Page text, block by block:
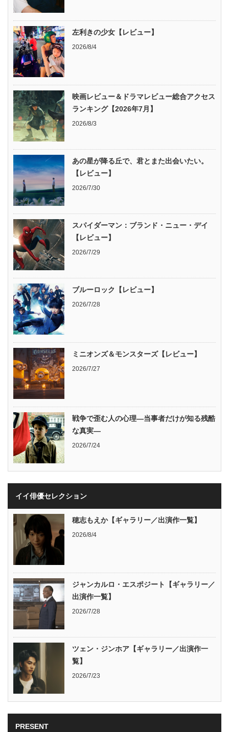
左利きの少女【レビュー】
2026/8/4
映画レビュー＆ドラマレビュー総合アクセス
ランキング【2026年7月】
2026/8/3
あの星が降る丘で、君とまた出会いたい。
【レビュー】
2026/7/30
スパイダーマン：ブランド・ニュー・デイ
【レビュー】
2026/7/29
ブルーロック【レビュー】
2026/7/28
ミニオンズ＆モンスターズ【レビュー】
2026/7/27
戦争で歪む人の心理―当事者だけが知る残酷
な真実―
2026/7/24
イイ俳優セレクション
穂志もえか【ギャラリー／出演作一覧】
2026/8/4
ジャンカルロ・エスポジート【ギャラリー／
出演作一覧】
2026/7/28
ツェン・ジンホア【ギャラリー／出演作一
覧】
2026/7/23
PRESENT